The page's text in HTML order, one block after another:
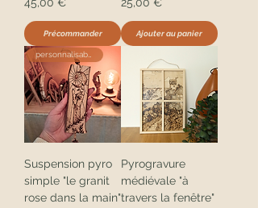
Précommander Ajouter au panier
personnalisable
Suspension pyro
simple "le granit
rose dans la main"
Pyrogravure
médiévale "à
travers la fenêtre"